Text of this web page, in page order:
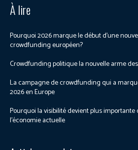
À lire
Pourquoi 2026 marque le début d’une
crowdfunding européen?
Crowdfunding politique la nouvelle arme
La campagne de crowdfunding qui a
2026 en Europe
Pourquoi la visibilité devient plus
l’économie actuelle